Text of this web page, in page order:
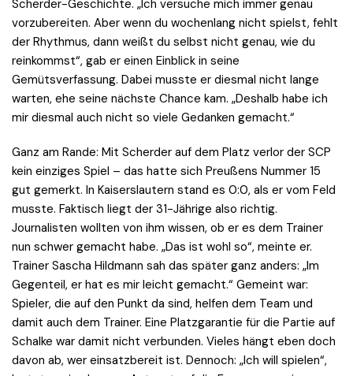
Scherder-Geschichte. „Ich versuche mich immer genau
vorzubereiten. Aber wenn du wochenlang nicht spielst, fehlt
der Rhythmus, dann weißt du selbst nicht genau, wie du
reinkommst“, gab er einen Einblick in seine
Gemütsverfassung. Dabei musste er diesmal nicht lange
warten, ehe seine nächste Chance kam. „Deshalb habe ich
mir diesmal auch nicht so viele Gedanken gemacht.“
Ganz am Rande: Mit Scherder auf dem Platz verlor der SCP
kein einziges Spiel – das hatte sich Preußens Nummer 15
gut gemerkt. In Kaiserslautern stand es 0:0, als er vom Feld
musste. Faktisch liegt der 31-Jährige also richtig.
Journalisten wollten von ihm wissen, ob er es dem Trainer
nun schwer gemacht habe. „Das ist wohl so“, meinte er.
Trainer Sascha Hildmann sah das später ganz anders: „Im
Gegenteil, er hat es mir leicht gemacht.“ Gemeint war:
Spieler, die auf den Punkt da sind, helfen dem Team und
damit auch dem Trainer. Eine Platzgarantie für die Partie auf
Schalke war damit nicht verbunden. Vieles hängt eben doch
davon ab, wer einsatzbereit ist. Dennoch: „Ich will spielen“,